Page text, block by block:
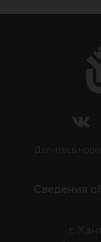
Делитесь
Сведения
г.